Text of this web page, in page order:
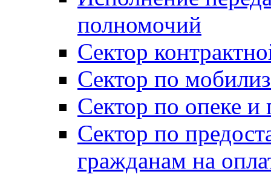
полномочий
Сектор
Сектор по
Сектор по опеке и
Сектор по
гражданам на